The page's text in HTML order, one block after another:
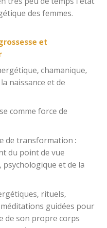
des femmes.
et
chamanique,
naissance et de
comme force de
de transformation :
du point de vue
et de la
rituels,
guidées pour
de son propre corps